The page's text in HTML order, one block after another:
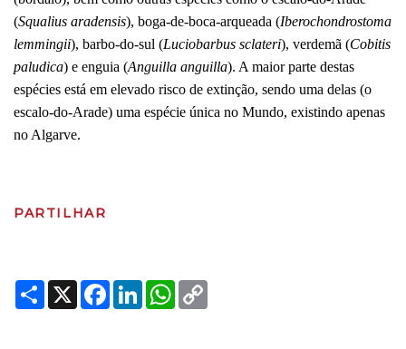
(Squalius aradensis), boga-de-boca-arqueada (Iberochondrostoma
lemmingii), barbo-do-sul (Luciobarbus sclateri), verdemã (Cobitis
paludica) e enguia (Anguilla anguilla). A maior parte destas
espécies está em elevado risco de extinção, sendo uma delas (o
escalo-do-Arade) uma espécie única no Mundo, existindo apenas
no Algarve.
PARTILHAR
Share
X Facebook
LinkedInWhatsApp